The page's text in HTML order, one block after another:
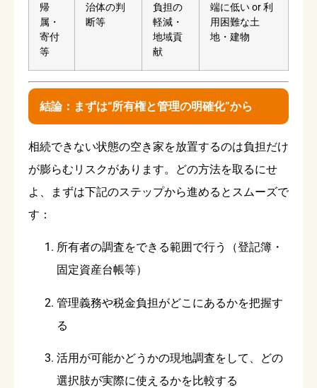
帰
属・
寄付
等
治体の判
断等
負担の
軽減・
地域貢
献
端に低い or 利
用困難な土
地・建物
結論：まずは“所有権と管理の明確化”から
相続できない状態の空き家を放置するのは負担だけ
が膨らむリスクがあります。どの方法を取るにせ
よ、まずは下記のステップから進めるとスムーズで
す：
所有者の調査をできる範囲で行う（登記簿・
固定資産台帳等）
管理義務や税金負担がどこにあるかを把握す
る
活用が可能かどうかの現地調査をして、どの
選択肢が実際に使えるかを比較する